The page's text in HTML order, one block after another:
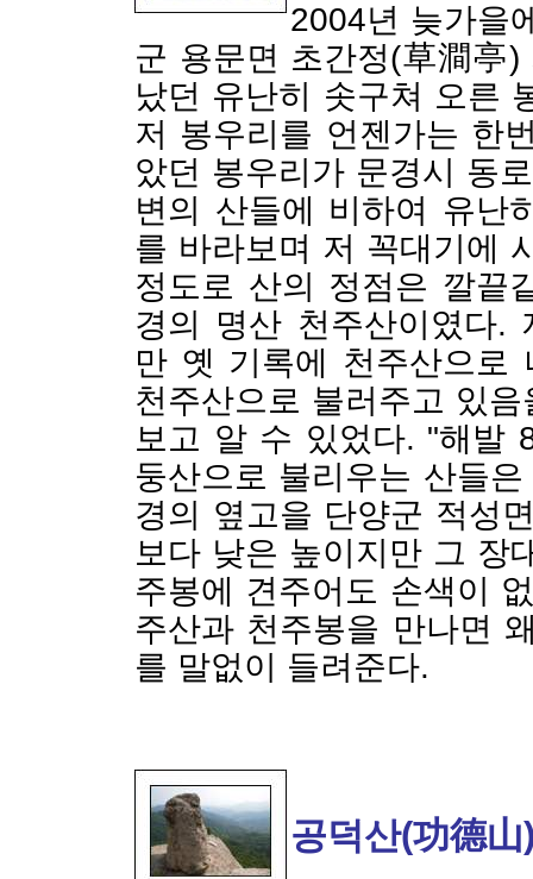
2004년 늦가을
군 용문면 초간정(草澗亭
났던 유난히 솟구쳐 오른
저 봉우리를 언젠가는 한
았던 봉우리가 문경시 동
변의 산들에 비하여 유난
를 바라보며 저 꼭대기에
정도로 산의 정점은 깔끝
경의 명산 천주산이였다.
만 옛 기록에 천주산으로
천주산으로 불러주고 있
보고 알 수 있었다. "해발
둥산으로 불리우는 산들
경의 옆고을 단양군 적성
보다 낮은 높이지만 그 장
주봉에 견주어도 손색이
주산과 천주봉을 만나면
를 말없이 들려준다.
공덕산(功德